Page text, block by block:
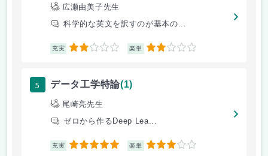
広瀬由美子先生
科学的な英文を訳すのが基本の...
充実 2 楽単 2
5 データ工学特論(1)
尾崎亮先生
ゼロから作るDeep Lea...
充実 5 楽単 3